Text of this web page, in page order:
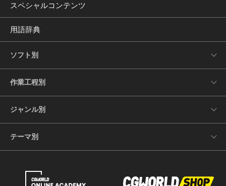
スペシャルコンテンツ
用語辞典
ソフト別
作業工程別
ジャンル別
テーマ別